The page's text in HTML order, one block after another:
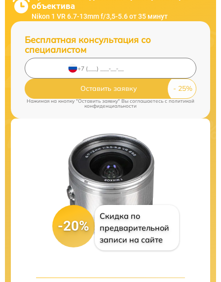
объектива
Nikon 1 VR 6.7-13mm f/3,5-5.6 от 35 минут
Бесплатная консультация со
специалистом
Оставить заявку
Нажимая на кнопку "Оставить заявку" Вы соглашаетесь cполитикой
конфиденциальности
-20%
Скидка по
предварительной
записи на сайте